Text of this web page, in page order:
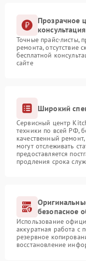
Прозрачное
консультация
Точные прайс-листы,
ремонта, отсутствие
бесплатной
сайте
Широкий
Сервисный центр
техники по всей РФ,
качественный
могут отслеживать
предоставляется
продления срока
безопасное
Использование
аккуратная работа с
резервное
восстановление